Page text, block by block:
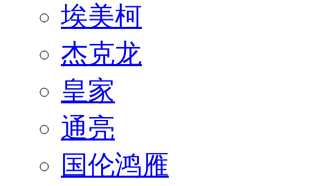
埃美柯
杰克龙
皇家
通亮
国伦鸿雁